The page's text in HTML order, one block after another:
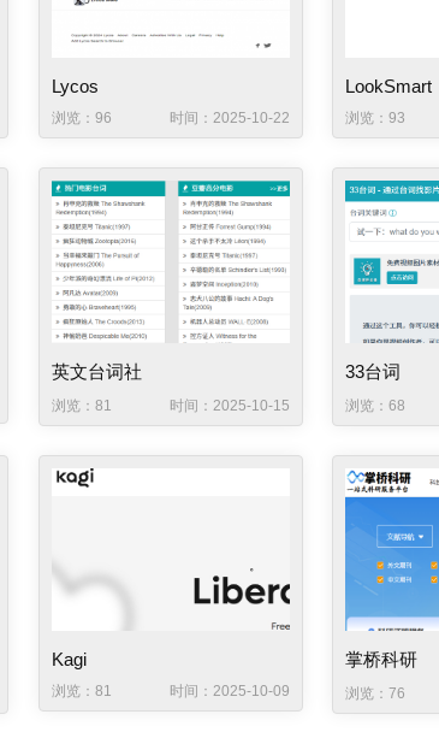
Lycos
浏览：96 时间：2025-10-22
LookSmart
浏览：93
英文台词社
浏览：81 时间：2025-10-15
33台词
浏览：68
Kagi
浏览：81 时间：2025-10-09
掌桥科研
浏览：76